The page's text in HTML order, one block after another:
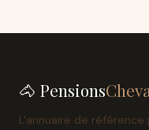
🐴 Pensions
L'annuaire de